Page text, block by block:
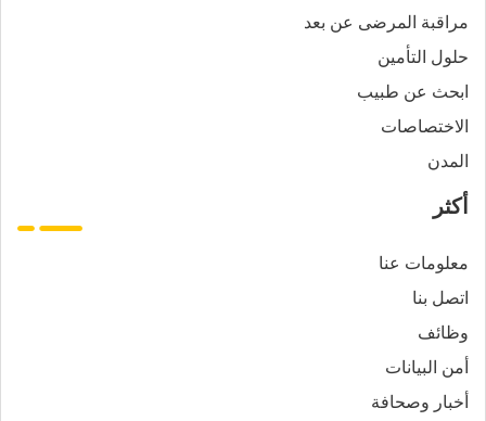
مراقبة المرضى عن بعد
حلول التأمين
ابحث عن طبيب
الاختصاصات
المدن
أكثر
معلومات عنا
اتصل بنا
وظائف
أمن البيانات
أخبار وصحافة